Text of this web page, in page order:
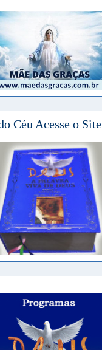
Céu Acesse o